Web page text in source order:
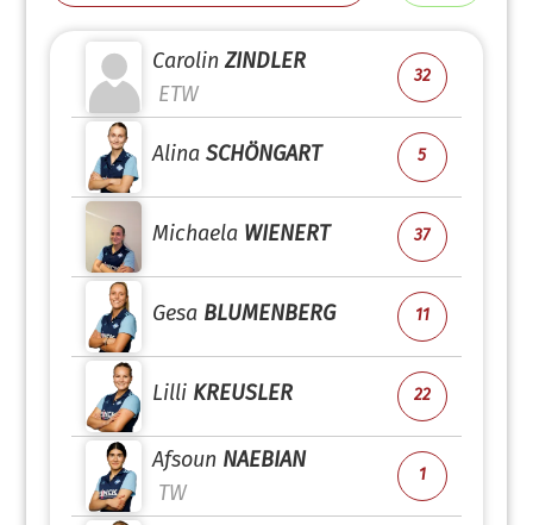
Carolin ZINDLER
ETW
32
Alina SCHÖNGART 5
Michaela WIENERT 37
Gesa BLUMENBERG 11
Lilli KREUSLER 22
Afsoun NAEBIAN
TW
1